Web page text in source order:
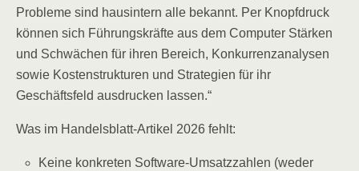
Probleme sind hausintern alle bekannt. Per Knopfdruck
können sich Führungskräfte aus dem Computer Stärken
und Schwächen für ihren Bereich, Konkurrenzanalysen
sowie Kostenstrukturen und Strategien für ihr
Geschäftsfeld ausdrucken lassen.“
Was im Handelsblatt-Artikel 2026 fehlt:
Keine konkreten Software-Umsatzzahlen (weder